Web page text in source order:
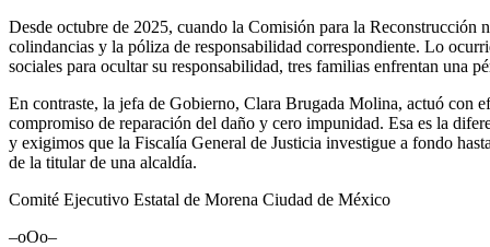
Desde octubre de 2025, cuando la Comisión para la
colindancias y la póliza de responsabilidad correspondiente. Lo
sociales para ocultar su responsabilidad, tres familias enfrentan una
En contraste, la jefa de Gobierno, Clara Brugada Molina, actuó con
compromiso de reparación del daño y cero impunidad. Esa es la
y exigimos que la Fiscalía General de Justicia investigue a fondo
de la titular de una alcaldía.
Comité Ejecutivo Estatal de Morena Ciudad de México
–oOo–